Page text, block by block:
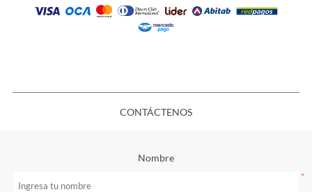
CONTÁCTENOS
Nombre
*